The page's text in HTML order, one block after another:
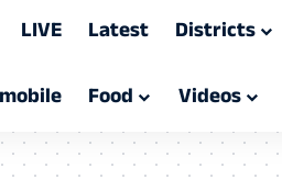
LIVE Latest Districts
Food Videos